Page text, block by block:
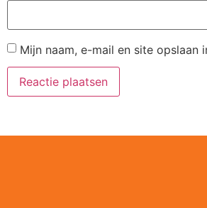
Mijn naam, e-mail en site